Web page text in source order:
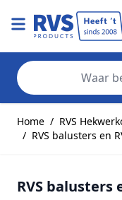
Home / RVS
/ RVS balusters en
RVS balusters